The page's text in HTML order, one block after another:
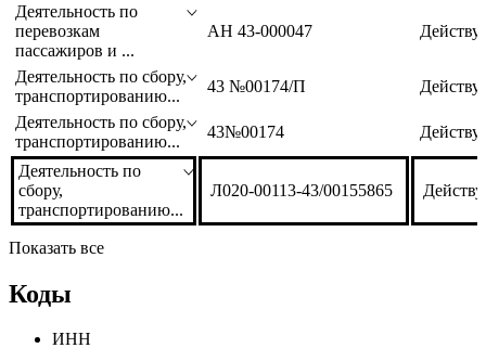
Деятельность по
перевозкам
пассажиров и ...
АН 43-000047
Деятельность по сбору,
транспортированию...
43 №00174/П
Деятельность по сбору,
транспортированию...
43№00174
Деятельность по
сбору,
транспортированию...
Л020-00113-43/00155865
Показать все
Коды
ИНН